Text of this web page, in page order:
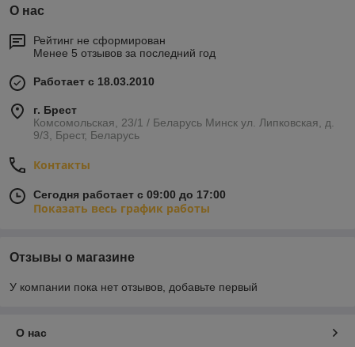
О нас
Рейтинг не сформирован
Менее 5 отзывов за последний год
Работает с 18.03.2010
г. Брест
Комсомольская, 23/1 / Беларусь Минск ул. Липковская, д.
9/3, Брест, Беларусь
Контакты
Сегодня работает с 09:00 до 17:00
Показать весь график работы
Отзывы о магазине
У компании пока нет отзывов, добавьте первый
О нас